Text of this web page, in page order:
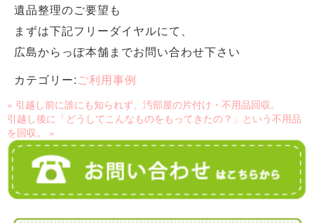
遺品整理のご要望も
まずは下記フリーダイヤルにて、
広島からっぽ本舗までお問い合わせ下さい
カテゴリー:ご利用事例
« 引越し前に誰にも知られず、汚部屋の片付け・不用品回収。
引越し後に「どうしてこんなものをもってきたの？」という不用品
を回収。 »